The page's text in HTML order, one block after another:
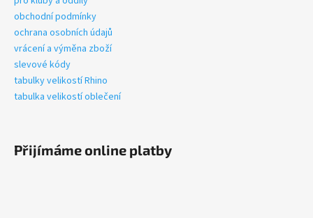
obchodní podmínky
ochrana osobních údajů
vrácení a výměna zboží
slevové kódy
tabulky velikostí Rhino
tabulka velikostí oblečení
Přijímáme online platby